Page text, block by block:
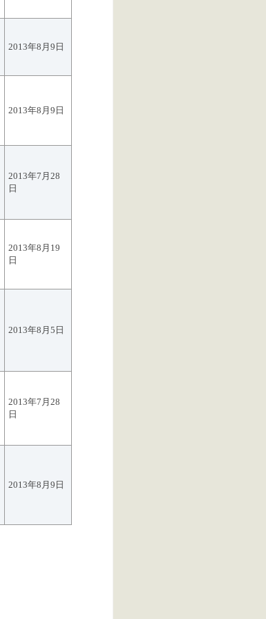
2013年8月9日
2013年8月9日
2013年7月28
日
2013年8月19
日
2013年8月5日
2013年7月28
日
2013年8月9日